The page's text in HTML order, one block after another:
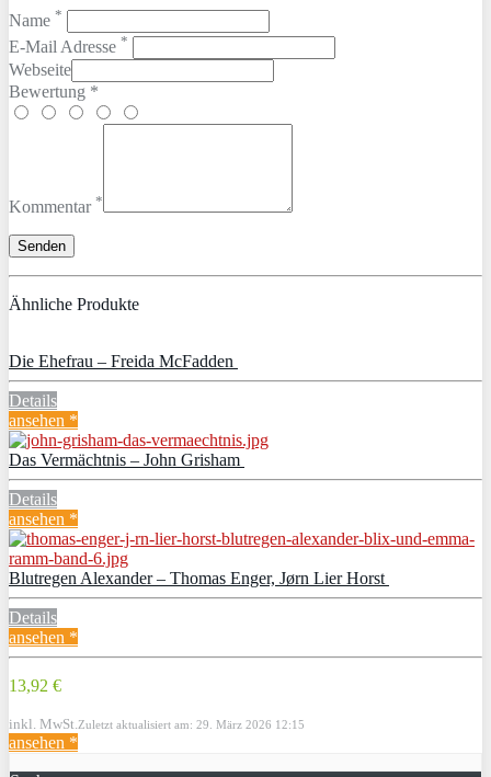
Name *
E-Mail Adresse *
Webseite
Bewertung *
Kommentar *
Ähnliche Produkte
Die Ehefrau – Freida McFadden
Details
ansehen *
Das Vermächtnis – John Grisham
Details
ansehen *
Blutregen Alexander – Thomas Enger, Jørn Lier Horst
Details
ansehen *
13,92 €
inkl. MwSt. Zuletzt aktualisiert am: 29. März 2026 12:15
ansehen *